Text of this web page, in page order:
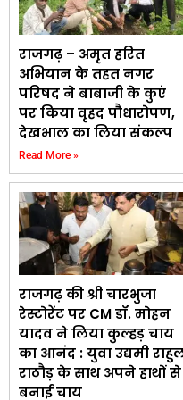
राजगढ़ – अमृत हरित
अभियान के तहत नगर
परिषद ने बाबाजी के कुएं
पर किया वृहद पौधारोपण,
देखभाल का लिया संकल्प
Read More »
राजगढ़ की श्री चारभुजा
रेस्टोरेंट पर CM डॉ. मोहन
यादव ने लिया कुल्हड़ चाय
का आनंद : युवा उद्यमी
राठौड़ के साथ अपने हाथों से
बनाई चाय